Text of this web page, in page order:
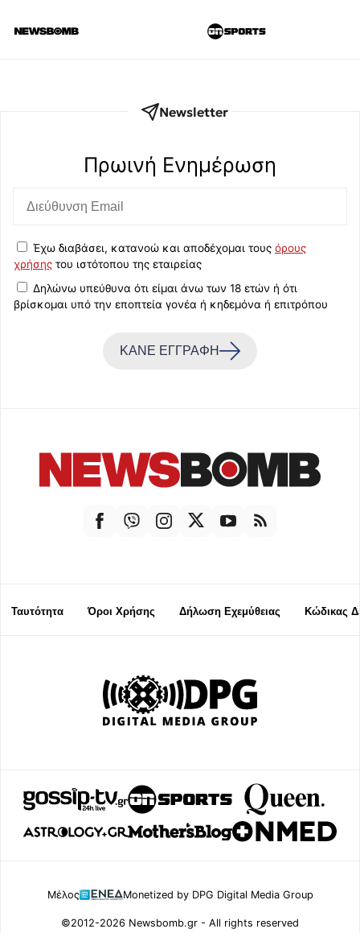
Newsletter
Πρωινή Eνημέρωση
Έχω διαβάσει, κατανοώ και αποδέχομαι τους όρους
χρήσης του ιστότοπου της εταιρείας
Δηλώνω υπεύθυνα ότι είμαι άνω των 18 ετών ή ότι
βρίσκομαι υπό την εποπτεία γονέα ή κηδεμόνα ή επιτρόπου
ΚΑΝΕ ΕΓΓΡΑΦΗ
Ταυτότητα Όροι Χρήσης Δήλωση Εχεμύθειας Κώδικας
Μέλος Monetized by DPG Digital Media Group
©2012-2026 Newsbomb.gr - All rights reserved